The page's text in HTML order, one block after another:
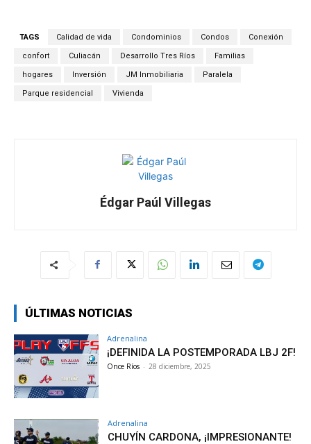
A
p
p
b
o
o
k
gr
a
m
p
ar
tir
TAGS Calidad de vida Condominios Condos Conexión
confort Culiacán Desarrollo Tres Ríos Familias
hogares Inversión JM Inmobiliaria Paralela
Parque residencial Vivienda
Édgar Paúl Villegas
ÚLTIMAS NOTICIAS
Adrenalina
¡DEFINIDA LA POSTEMPORADA LBJ 2F!
Once Ríos - 28 diciembre, 2025
Adrenalina
CHUYÍN CARDONA, ¡IMPRESIONANTE!